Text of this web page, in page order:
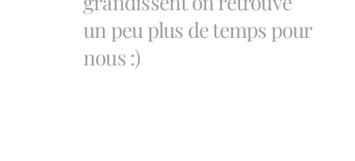
un peu plus de temps pour
nous :)